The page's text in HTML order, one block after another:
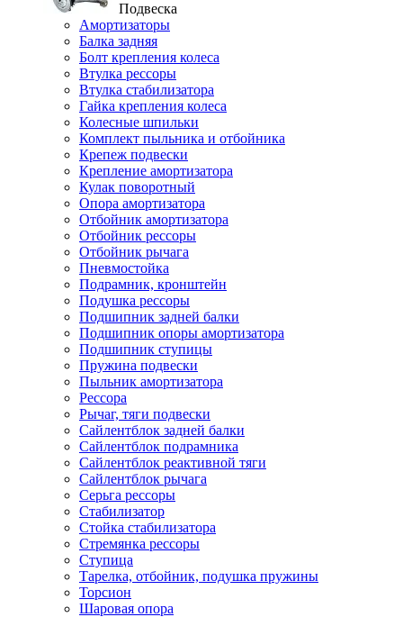
Подвеска
Амортизаторы
Балка задняя
Болт крепления колеса
Втулка рессоры
Втулка стабилизатора
Гайка крепления колеса
Колесные шпильки
Комплект пыльника и отбойника
Крепеж подвески
Крепление амортизатора
Кулак поворотный
Опора амортизатора
Отбойник амортизатора
Отбойник рессоры
Отбойник рычага
Пневмостойка
Подрамник, кронштейн
Подушка рессоры
Подшипник задней балки
Подшипник опоры амортизатора
Подшипник ступицы
Пружина подвески
Пыльник амортизатора
Рессора
Рычаг, тяги подвески
Сайлентблок задней балки
Сайлентблок подрамника
Сайлентблок реактивной тяги
Сайлентблок рычага
Серьга рессоры
Стабилизатор
Стойка стабилизатора
Стремянка рессоры
Ступица
Тарелка, отбойник, подушка пружины
Торсион
Шаровая опора